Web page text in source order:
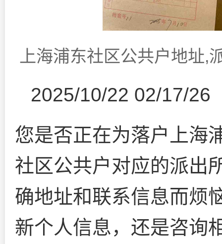
上海浦东社区公共户地址,
2025/10/22 02/17/26
您是否正在为落户上海
社区公共户对应的派出
确地址和联系信息而烦
新个人信息，还是咨询